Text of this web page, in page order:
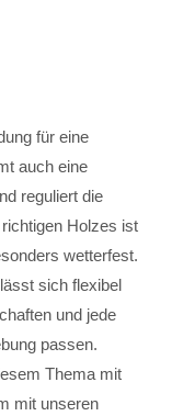
für eine
auch eine
reguliert die
Holzes ist
wetterfest.
sich flexibel
und jede
passen.
Thema mit
mit unseren